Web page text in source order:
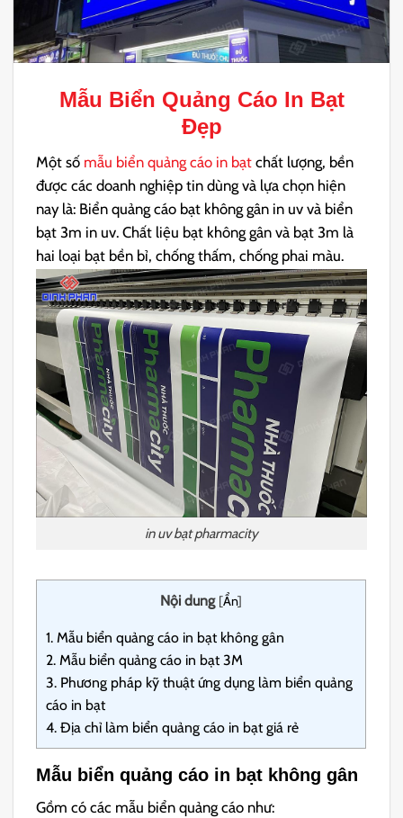
Mẫu Biển Quảng Cáo In Bạt
Đẹp
Một số mẫu biển quảng cáo in bạt chất lượng, bền
được các doanh nghiệp tin dùng và lựa chọn hiện
nay là: Biển quảng cáo bạt không gân in uv và biển
bạt 3m in uv. Chất liệu bạt không gân và bạt 3m là
hai loại bạt bền bỉ, chống thấm, chống phai màu.
in uv bạt pharmacity
Nội dung [Ẩn]
1. Mẫu biển quảng cáo in bạt không gân
2. Mẫu biển quảng cáo in bạt 3M
3. Phương pháp kỹ thuật ứng dụng làm biển quảng
cáo in bạt
4. Địa chỉ làm biển quảng cáo in bạt giá rẻ
Mẫu biển quảng cáo in bạt không gân
Gồm có các mẫu biển quảng cáo như: